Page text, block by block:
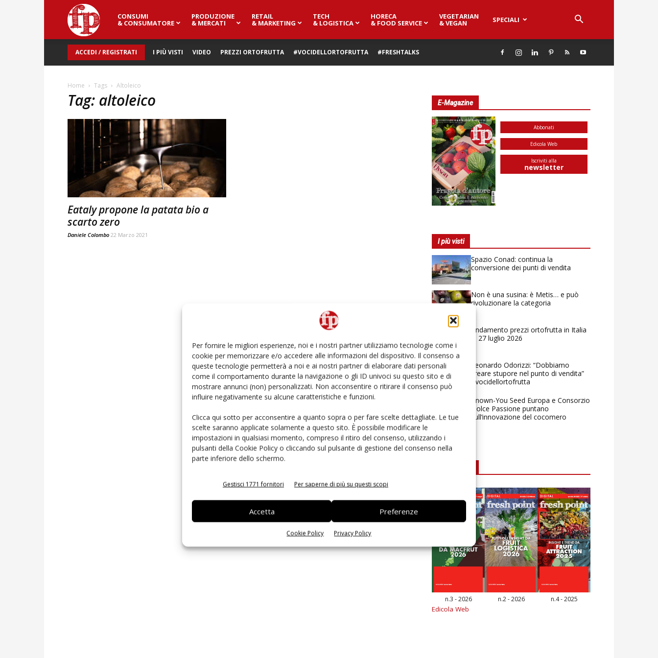
Per fornire le migliori esperienze, noi e i nostri partner utilizziamo tecnologie come i
cookie per memorizzare e/o accedere alle informazioni del dispositivo. Il consenso a
queste tecnologie permetterà a noi e ai nostri partner di elaborare dati personali
come il comportamento durante la navigazione o gli ID univoci su questo sito e di
mostrare annunci (non) personalizzati. Non acconsentire o ritirare il consenso può
influire negativamente su alcune caratteristiche e funzioni.
Clicca qui sotto per acconsentire a quanto sopra o per fare scelte dettagliate. Le tue
scelte saranno applicate solamente a questo sito. È possibile modificare le
impostazioni in qualsiasi momento, compreso il ritiro del consenso, utilizzando i
pulsanti della Cookie Policy o cliccando sul pulsante di gestione del consenso nella
parte inferiore dello schermo.
Gestisci 1771 fornitori Per saperne di più su questi scopi
Accetta Preferenze
Cookie Policy Privacy Policy
Fresh
Point
Magazine
CONSUMI
& CONSUMATORE
PRODUZIONE
& MERCATI
RETAIL
& MARKETING
TECH
& LOGISTICA
HORECA
& FOOD SERVICE
VEGETARIAN
& VEGAN SPECIALI
ACCEDI / REGISTRATI I PIÙ VISTI VIDEO PREZZI ORTOFRUTTA #VOCIDELLORTOFRUTTA #FRESHTALKS
Home Tags Altoleico
Tag: altoleico
Eataly propone la patata bio a
scarto zero
Daniele Colombo 22 Marzo 2021
E-Magazine
Abbonati
Edicola Web
Iscriviti alla
newsletter
I più visti
Spazio Conad: continua la
conversione dei punti di vendita
Non è una susina: è Metis… e può
rivoluzionare la categoria
Andamento prezzi ortofrutta in Italia
al 27 luglio 2026
Leonardo Odorizzi: “Dobbiamo
creare stupore nel punto di vendita”
#vocidellortofrutta
Known-You Seed Europa e Consorzio
Dolce Passione puntano
sull’innovazione del cocomero
n.3 - 2026 n.2 - 2026 n.4 - 2025
Edicola Web